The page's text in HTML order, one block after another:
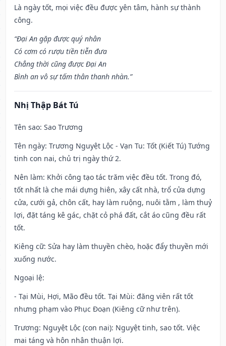
Là ngày tốt, mọi việc đều được yên tâm, hành sự thành
công.
“Đại An gặp được quý nhân
Có cơm có rượu tiền tiễn đưa
Chẳng thời cũng được Đại An
Bình an vô sự tấm thân thanh nhàn.”
Nhị Thập Bát Tú
Tên sao: Sao Trương
Tên ngày: Trương Nguyệt Lộc - Vạn Tu: Tốt (Kiết Tú) Tướng
tinh con nai, chủ trị ngày thứ 2.
Nên làm: Khởi công tạo tác trăm việc đều tốt. Trong đó,
tốt nhất là che mái dựng hiên, xây cất nhà, trổ cửa dựng
cửa, cưới gả, chôn cất, hay làm ruộng, nuôi tằm , làm thuỷ
lợi, đặt táng kê gác, chặt cỏ phá đất, cắt áo cũng đều rất
tốt.
Kiêng cữ: Sửa hay làm thuyền chèo, hoặc đẩy thuyền mới
xuống nước.
Ngoại lệ:
- Tại Mùi, Hợi, Mão đều tốt. Tại Mùi: đăng viên rất tốt
nhưng phạm vào Phục Đoạn (Kiêng cữ như trên).
Trương: Nguyệt Lộc (con nai): Nguyệt tinh, sao tốt. Việc
mai táng và hôn nhân thuận lợi.